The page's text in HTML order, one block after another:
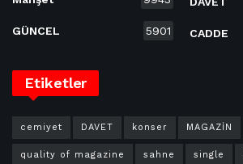
GÜNCEL 5901 CADDE
Etiketler
cemiyet DAVET konser MAGAZİN
quality of magazine sahne single